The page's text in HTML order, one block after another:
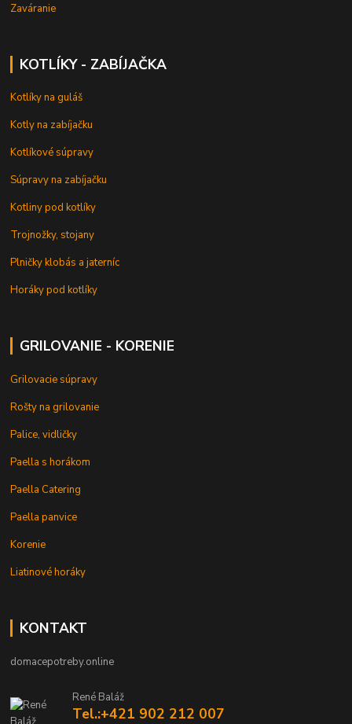
Zaváranie
KOTLÍKY - ZABÍJAČKA
Kotlíky na guláš
Kotly na zabíjačku
Kotlíkové súpravy
Súpravy na zabíjačku
Kotliny pod kotlíky
Trojnožky, stojany
Plničky klobás a jaterníc
Horáky pod kotlíky
GRILOVANIE - KORENIE
Grilovacie súpravy
Rošty na grilovanie
Palice, vidličky
Paella s horákom
Paella Catering
Paella panvice
Korenie
Liatinové horáky
KONTAKT
domacepotreby.online
René Baláž
Tel.:+421 902 212 007